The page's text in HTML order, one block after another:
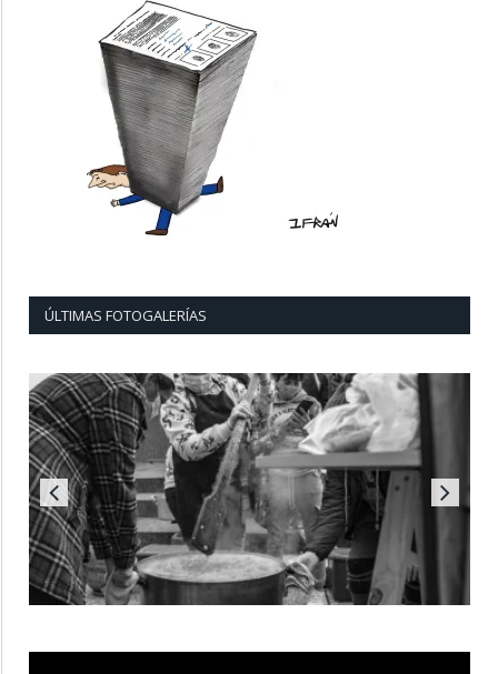
ÚLTIMAS FOTOGALERÍAS